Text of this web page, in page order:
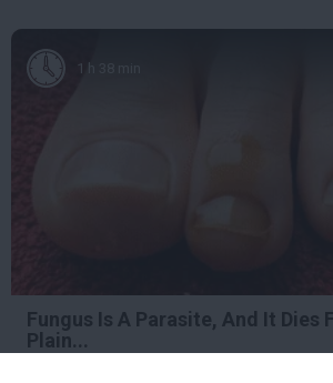
1 h 38 min
Fungus Is A Parasite, And It Dies
Plain...